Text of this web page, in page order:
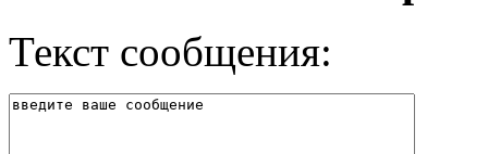
Текст сообщения: